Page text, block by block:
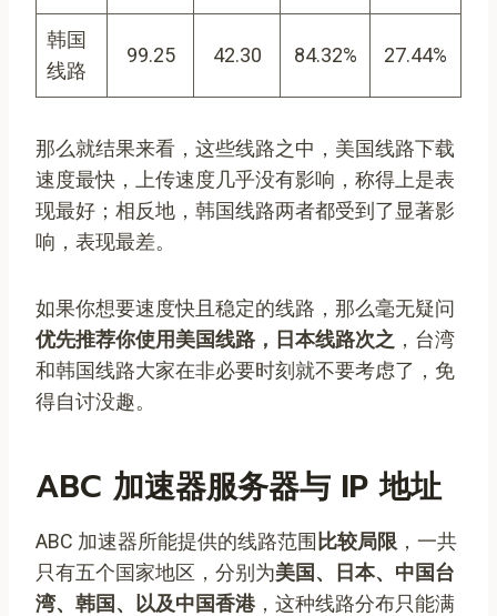
韩国
线路
99.25 42.30 84.32% 27.44%
那么就结果来看，这些线路之中，美国线路下载
速度最快，上传速度几乎没有影响，称得上是表
现最好；相反地，韩国线路两者都受到了显著影
响，表现最差。
如果你想要速度快且稳定的线路，那么毫无疑问
优先推荐你使用美国线路，日本线路次之 ，台湾
和韩国线路大家在非必要时刻就不要考虑了，免
得自讨没趣。
ABC 加速器服务器与 IP 地址
ABC 加速器所能提供的线路范围 比较局限 ，一共
只有五个国家地区，分别为美国、日本、中国台
湾、韩国、以及中国香港，这种线路分布只能满